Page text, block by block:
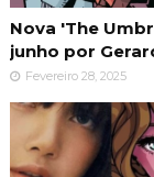
Nova 'The
junho por
Fevereiro 28, 2025